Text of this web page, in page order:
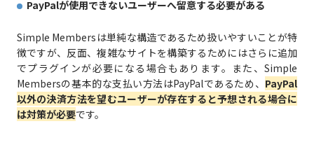
PayPalが使用できないユーザーへ留意する必要がある
Simple Membersは単純な構造であるため扱いやすいことが特
徴ですが、反面、複雑なサイトを構築するためにはさらに追加
でプラグインが必要になる場合もあります。また、Simple
Membersの基本的な支払い方法はPayPalであるため、 PayPal
以外の決済方法を望むユーザーが存在すると予想される場合に
は対策が必要です。